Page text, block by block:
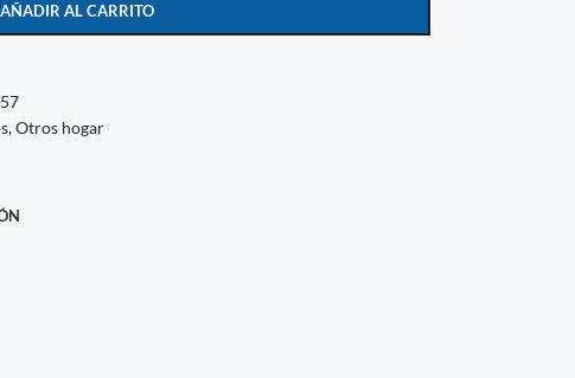
AÑADIR AL CARRITO
,Otros hogar